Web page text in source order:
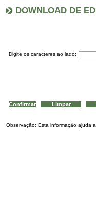
DOWNLOAD DE
Digite os caracteres ao lado:
Observação: Esta informação ajuda